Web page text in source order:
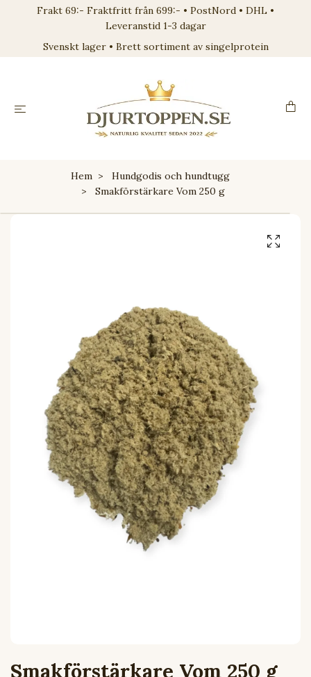
Frakt 69:- Fraktfritt från 699:- • PostNord • DHL •
Leveranstid 1-3 dagar
Svenskt lager • Brett sortiment av singelprotein
Hem
Hundgodis och hundtugg
Smakförstärkare Vom 250 g
Smakförstärkare Vom 250 g